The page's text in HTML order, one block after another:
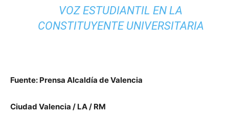
VOZ ESTUDIANTIL EN LA
CONSTITUYENTE UNIVERSITARIA
Fuente: Prensa Alcaldía de Valencia
Ciudad Valencia / LA / RM